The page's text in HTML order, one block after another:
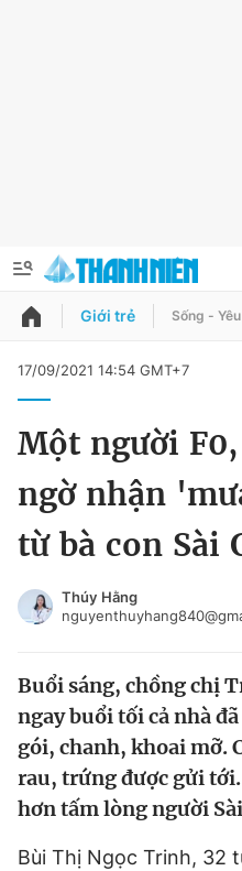
QUẢNG CÁO
Chuyên mục
Chuyên mục khác
Video
Sản phẩm khác
Đổi mật khẩu
Tin đã lưu
Tin đã xem
Đăng xuất
Giới trẻ Sống -
17/09/2021 14:54 GMT+7
Một người
ngờ nhận
từ bà con Sài
Thúy Hằng
Buổi sáng, chồng chị
ngay buổi tối cả nhà
gói, chanh, khoai mỡ.
rau, trứng được gửi
hơn tấm lòng người
Bùi Thị Ngọc Trinh, 32